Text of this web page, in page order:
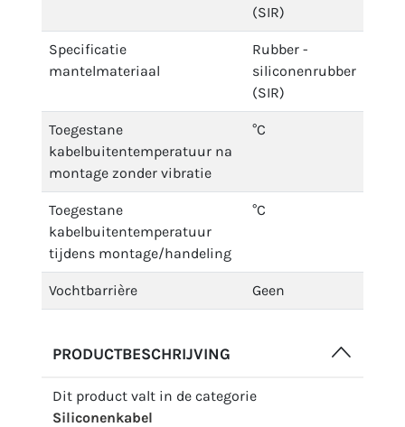
(SIR)
Specificatie
mantelmateriaal
Rubber -
siliconenrubber
(SIR)
Toegestane
kabelbuitentemperatuur na
montage zonder vibratie
°C
Toegestane
kabelbuitentemperatuur
tijdens montage/handeling
°C
Vochtbarrière Geen
PRODUCTBESCHRIJVING
Dit product valt in de categorie
Siliconenkabel